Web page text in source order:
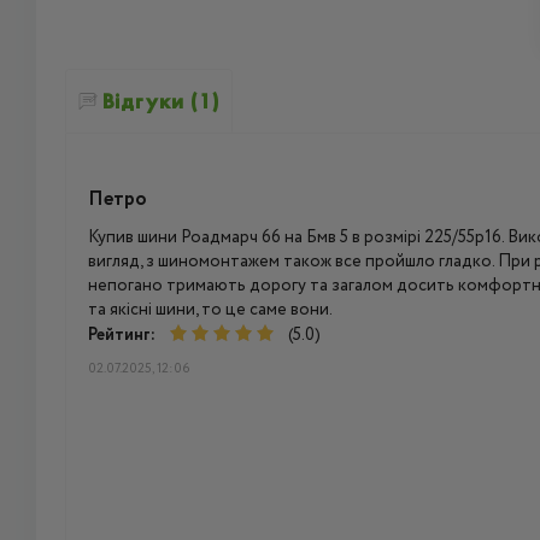
Відгуки (1)
Петро
Купив шини Роадмарч 66 на Бмв 5 в розмірі 225/55р16.
вигляд, з шиномонтажем також все пройшло гладко. При
непогано тримають дорогу та загалом досить
та якісні шини, то це саме вони.
Рейтинг:
(5.0)
02.07.2025, 12:06